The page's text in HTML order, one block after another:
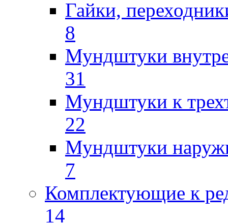
Гайки,
8
Мундштуки
31
Мундштуки к
22
Мундштуки
7
Комплектующие к
14